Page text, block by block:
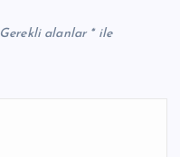
Gerekli alanlar *ile